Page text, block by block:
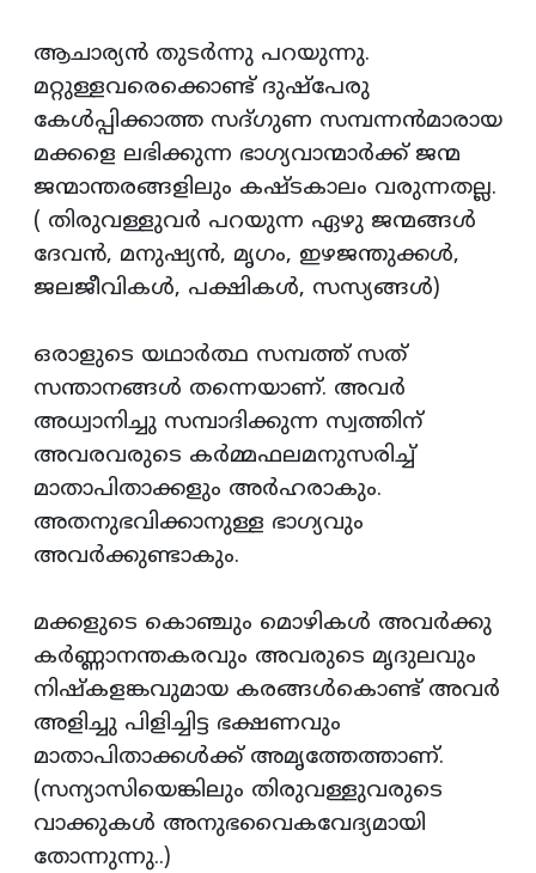
ആചാര്യന്‍ തുടര്‍ന്നു പറയുന്നു.
മറ്റുള്ളവരെക്കൊണ്ട് ദുഷ്‌പേരു
കേള്‍പ്പിക്കാത്ത സദ്ഗുണ സമ്പന്നന്‍മാരായ
മക്കളെ ലഭിക്കുന്ന ഭാഗ്യവാന്മാര്‍ക്ക് ജന്മ
ജന്മാന്തരങ്ങളിലും കഷ്ടകാലം വരുന്നതല്ല.
( തിരുവള്ളുവര്‍ പറയുന്ന ഏഴു ജന്മങ്ങള്‍
ദേവന്‍, മനുഷ്യന്‍, മൃഗം, ഇഴജന്തുക്കള്‍,
ജലജീവികള്‍, പക്ഷികള്‍, സസ്യങ്ങള്‍)
ഒരാളുടെ യഥാര്‍ത്ഥ സമ്പത്ത് സത്
സന്താനങ്ങള്‍ തന്നെയാണ്. അവര്‍
അധ്വാനിച്ചു സമ്പാദിക്കുന്ന സ്വത്തിന്
അവരവരുടെ കര്‍മ്മഫലമനുസരിച്ച്
മാതാപിതാക്കളും അര്‍ഹരാകും.
അതനുഭവിക്കാനുള്ള ഭാഗ്യവും
അവര്‍ക്കുണ്ടാകും.
മക്കളുടെ കൊഞ്ചും മൊഴികള്‍ അവര്‍ക്കു
കര്‍ണ്ണാനന്തകരവും അവരുടെ മൃദുലവും
നിഷ്‌കളങ്കവുമായ കരങ്ങള്‍കൊണ്ട് അവര്‍
അളിച്ചു പിളിച്ചിട്ട ഭക്ഷണവും
മാതാപിതാക്കള്‍ക്ക് അമൃത്തേത്താണ്.
(സന്യാസിയെങ്കിലും തിരുവള്ളുവരുടെ
വാക്കുകള്‍ അനുഭവൈകവേദ്യമായി
തോന്നുന്നു..)